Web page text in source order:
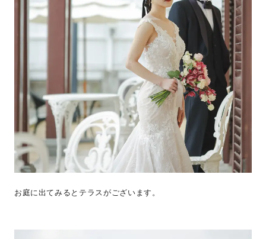
お庭に出てみるとテラスがございます。